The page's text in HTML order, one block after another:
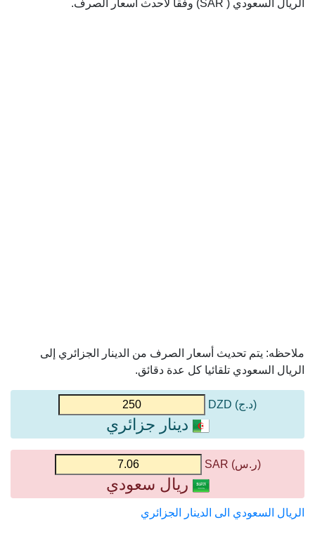
الريال السعودي ( SAR) وفقا لأحدث أسعار الصرف.
ملاحظه: يتم تحديث أسعار الصرف من الدينار الجزائري إلى
الريال السعودي تلقائيا كل عدة دقائق.
(د.ج) DZD
دينار جزائري
(ر.س) SAR
ريال سعودي
الريال السعودي الى الدينار الجزائري